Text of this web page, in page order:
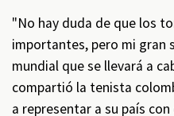
"No hay duda de que los
importantes, pero mi gran
mundial que se llevará a
compartió la tenista
a representar a su país